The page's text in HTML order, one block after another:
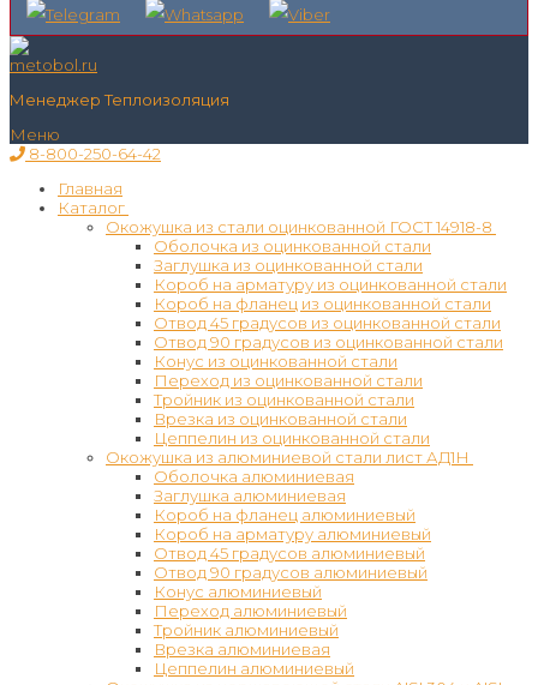
Менеджер Теплоизоляция
Меню
8-800-250-64-42
Главная
Каталог
Окожушка из стали оцинкованной ГОСТ 14918-8
Оболочка из оцинкованной стали
Заглушка из оцинкованной стали
Короб на арматуру из оцинкованной стали
Короб на фланец из оцинкованной стали
Отвод 45 градусов из оцинкованной стали
Отвод 90 градусов из оцинкованной стали
Конус из оцинкованной стали
Переход из оцинкованной стали
Тройник из оцинкованной стали
Врезка из оцинкованной стали
Цеппелин из оцинкованной стали
Окожушка из алюминиевой стали лист АД1Н
Оболочка алюминиевая
Заглушка алюминиевая
Короб на фланец алюминиевый
Короб на арматуру алюминиевый
Отвод 45 градусов алюминиевый
Отвод 90 градусов алюминиевый
Конус алюминиевый
Переход алюминиевый
Тройник алюминиевый
Врезка алюминиевая
Цеппелин алюминиевый